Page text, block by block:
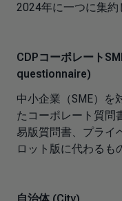
2024年に一つに集約
CDPコーポレート
questionnaire)
中小企業（SME）を
たコーポレート質問
易版質問書、プライ
ロット版に代わるも